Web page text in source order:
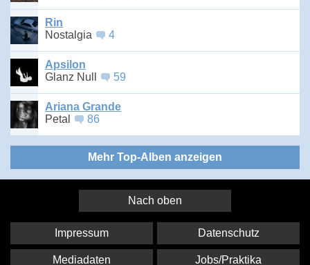
Rin
Nostalgia
4
Apsilon
Glanz Null
59
Ariana Grande
Petal
86
Mehr Top-Alben anzeigen
Nach oben
Impressum Datenschutz
Mediadaten Jobs/Praktika